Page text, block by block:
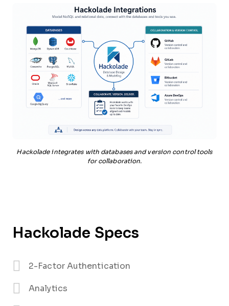
Hackolade integrates with databases and version control tools
for collaboration.
Hackolade Specs
2-Factor Authentication
Analytics